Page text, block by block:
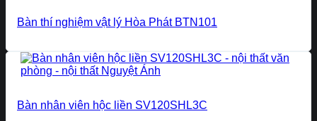
Bàn thí nghiệm vật lý Hòa Phát BTN101
Bàn nhân viên hộc liền SV120SHL3C